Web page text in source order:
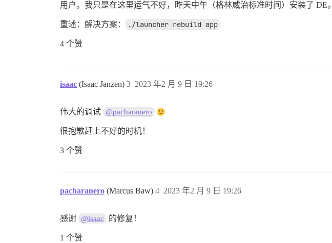
用户。我只是在这里运气不好，昨天中午（格林威治标准时间）安装了 DE。
重述：解决方案： ./launcher rebuild app
4 个赞
isaac (Isaac Janzen) 2023 年2 月 9 日 19:26
3
伟大的调试 @pacharanero
很抱歉赶上不好的时机！
3 个赞
pacharanero (Marcus Baw) 2023 年2 月 9 日 19:26
4
感谢 @isaac 的修复！
1 个赞